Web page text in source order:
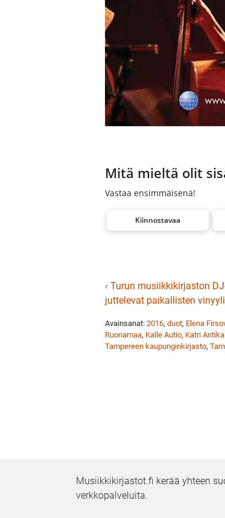
Mitä mieltä olit
Vastaa ensimmäisenä!
Kiinnostavaa
‹ Turun musiikkikirjaston
juttelevat paikallisten
Avainsanat: 2016, duot, Elena
Ruonamaa, Kalle Autio, Katri
Tampereen kaupunginkirjasto,
Musiikkikirjastot.fi kerää yhteen
verkkopalveluita.